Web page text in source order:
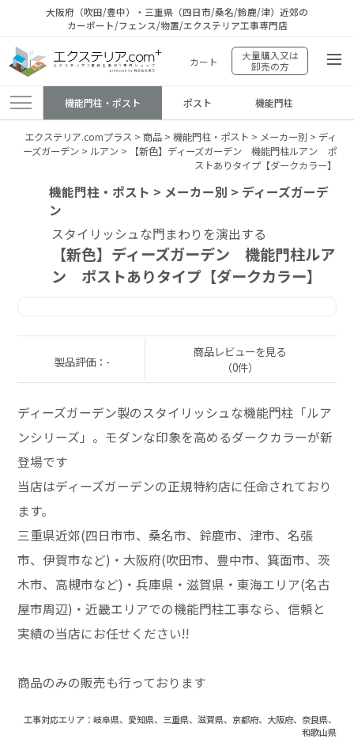
大阪府（吹田/豊中）・三重県（四日市/桑名/鈴鹿/津）近郊の
カーポート/フェンス/物置/エクステリア工事専門店
カート
大量購入又は
卸売の方
機能門柱・ポスト ポスト 機能門柱
エクステリア.comプラス > 商品> 機能門柱・ポスト > メーカー別 > ディ
ーズガーデン > ルアン >
【新色】ディーズガーデン 機能門柱ルアン ポ
ストありタイプ【ダークカラー】
機能門柱・ポスト > メーカー別 > ディーズガーデ
ン
スタイリッシュな門まわりを演出する
【新色】ディーズガーデン 機能門柱ルア
ン ポストありタイプ【ダークカラー】
製品評価：-
商品レビューを見る
（0件）
ディーズガーデン製のスタイリッシュな機能門柱「ルア
ンシリーズ」。モダンな印象を高めるダークカラーが新
登場です
当店はディーズガーデンの正規特約店に任命されており
ます。
三重県近郊(四日市市、桑名市、鈴鹿市、津市、名張
市、伊賀市など)・大阪府(吹田市、豊中市、箕面市、茨
木市、高槻市など)・兵庫県・滋賀県・東海エリア(名古
屋市周辺)・近畿エリアでの機能門柱工事なら、信頼と
実績の当店にお任せください!!
商品のみの販売も行っております
工事対応エリア：岐阜県、愛知県、三重県、滋賀県、京都府、大阪府、奈良県、
和歌山県